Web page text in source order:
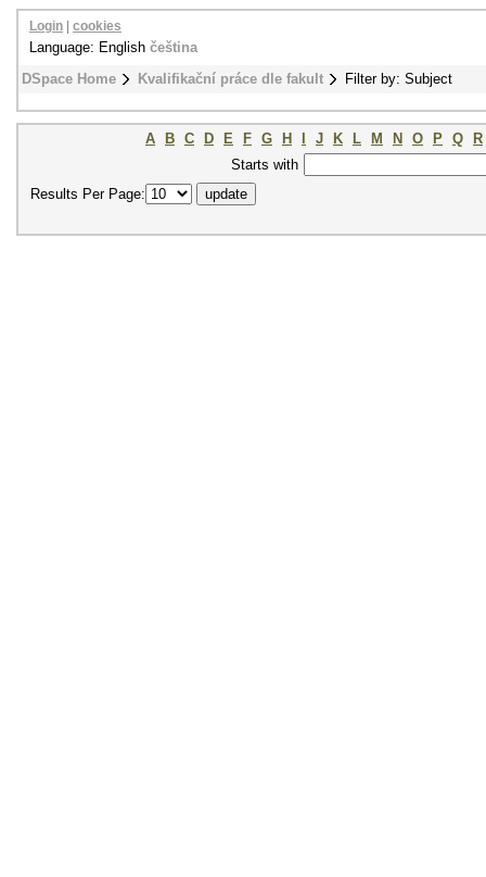
DSpace Home Kvalifikační práce dle fakult Filter by: Subject
Login cookies
Language: English čeština
A B C D E F G H J K L M N O P Q
R
Starts with
Results Per Page: